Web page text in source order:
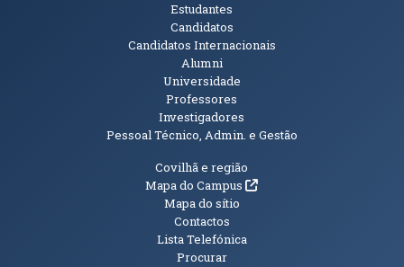
Estudantes
Candidatos
Candidatos Internacionais
Alumni
Universidade
Professores
Investigadores
Pessoal Técnico, Admin. e Gestão
Informações Adicionais
Covilhã e região
Mapa do Campus(abre em nova janela)
Mapa do sítio
Contactos
Lista Telefónica
Procurar